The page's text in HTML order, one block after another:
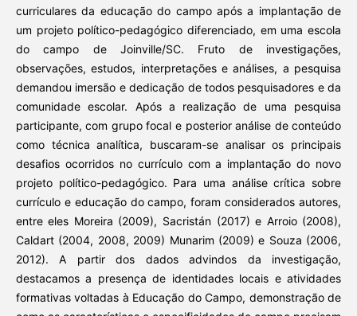
curriculares da educação do campo após a implantação de
um projeto político-pedagógico diferenciado, em uma escola
do campo de Joinville/SC. Fruto de investigações,
observações, estudos, interpretações e análises, a pesquisa
demandou imersão e dedicação de todos pesquisadores e da
comunidade escolar. Após a realização de uma pesquisa
participante, com grupo focal e posterior análise de conteúdo
como técnica analítica, buscaram-se analisar os principais
desafios ocorridos no currículo com a implantação do novo
projeto político-pedagógico. Para uma análise crítica sobre
currículo e educação do campo, foram considerados autores,
entre eles Moreira (2009), Sacristán (2017) e Arroio (2008),
Caldart (2004, 2008, 2009) Munarim (2009) e Souza (2006,
2012). A partir dos dados advindos da investigação,
destacamos a presença de identidades locais e atividades
formativas voltadas à Educação do Campo, demonstração de